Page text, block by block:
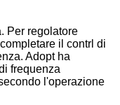
Per regolatore
il contrl di
Adopt ha
frequenza
l'operazione